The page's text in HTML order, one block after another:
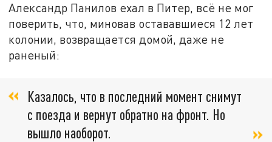
Александр Панилов ехал в Питер, всё не мог
поверить, что, миновав остававшиеся 12 лет
колонии, возвращается домой, даже не
раненый:
Казалось, что в последний момент снимут
с поезда и вернут обратно на фронт. Но
вышло наоборот.